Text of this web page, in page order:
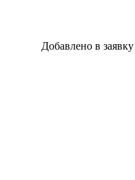
Добавлено в заявку